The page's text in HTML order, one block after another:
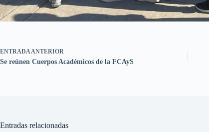
ENTRADAANTERIOR
Se reúnen Cuerpos Académicos de la FCAyS
Entradas relacionadas